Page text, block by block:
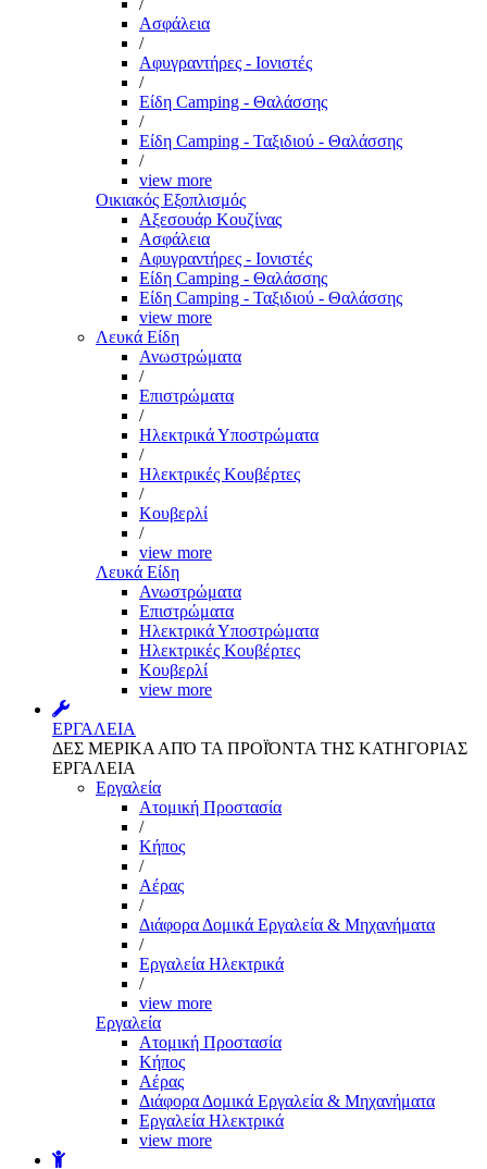
/
Ασφάλεια
/
Αφυγραντήρες - Ιονιστές
/
Είδη Camping - Θαλάσσης
/
Είδη Camping - Ταξιδιού - Θαλάσσης
/
view more
Οικιακός Εξοπλισμός
Αξεσουάρ Κουζίνας
Ασφάλεια
Αφυγραντήρες - Ιονιστές
Είδη Camping - Θαλάσσης
Είδη Camping - Ταξιδιού - Θαλάσσης
view more
Λευκά Είδη
Ανωστρώματα
/
Επιστρώματα
/
Ηλεκτρικά Υποστρώματα
/
Ηλεκτρικές Κουβέρτες
/
Κουβερλί
/
view more
Λευκά Είδη
Ανωστρώματα
Επιστρώματα
Ηλεκτρικά Υποστρώματα
Ηλεκτρικές Κουβέρτες
Κουβερλί
view more
ΕΡΓΑΛΕΙΑ
ΔΕΣ ΜΕΡΙΚΑ ΑΠΌ ΤΑ ΠΡΟΪΌΝΤΑ ΤΗΣ ΚΑΤΗΓΟΡΙΑΣ
ΕΡΓΑΛΕΙΑ
Εργαλεία
Aτομική Προστασία
/
Kήπος
/
Αέρας
/
Διάφορα Δομικά Εργαλεία & Μηχανήματα
/
Εργαλεία Ηλεκτρικά
/
view more
Εργαλεία
Aτομική Προστασία
Kήπος
Αέρας
Διάφορα Δομικά Εργαλεία & Μηχανήματα
Εργαλεία Ηλεκτρικά
view more